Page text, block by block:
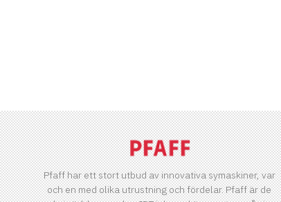
Pfaff har ett stort utbud av innovativa symaskiner, var
och en med olika utrustning och fördelar. Pfaff är de